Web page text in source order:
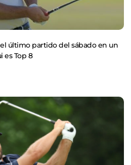
último partido del sábado en un
es Top 8